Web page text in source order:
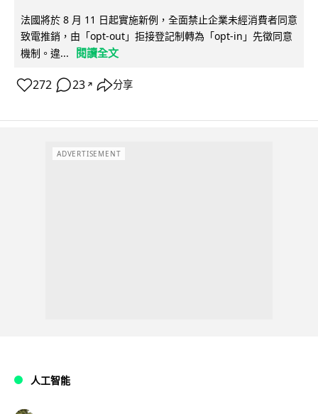
法國將於 8 月 11 日起實施新例，全面禁止企業未經消費者同意
致電推銷，由「opt-out」拒接登記制轉為「opt-in」先徵同意
機制。違...
閱讀全文
272 23 ↗ 分享
ADVERTISEMENT
人工智能